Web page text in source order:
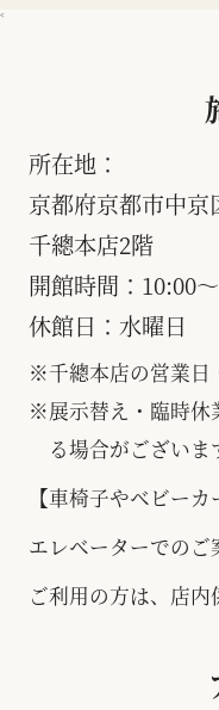
<
所在地：
京都府京都市中
千總本店2階
開館時間： 10:00
休館日： 水曜日
※千總本店の営業日
※展示替え・臨時
る場合がございま
【車椅子やベビー
エレベーターでのご
ご利用の方は、店